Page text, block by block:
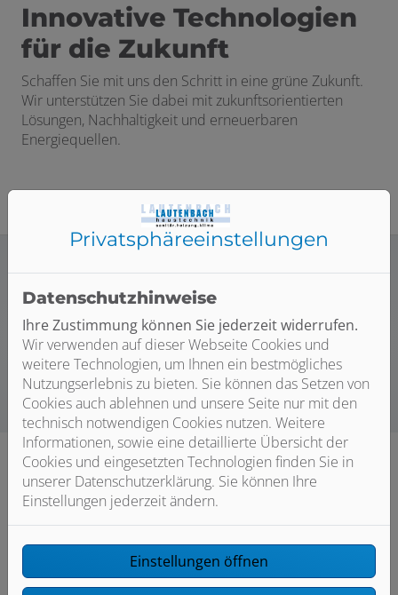
Innovative Technologien
für die Zukunft
Schaffen Sie mit uns den Schritt in eine grüne Zukunft.
Wir unterstützen Sie dabei mit zukunftsorientierten
Lösungen, Nachhaltigkeit und erneuerbaren
Energiequellen.
Unsere Leistungen im Bereich
Erneuerbare Energien
Cookie-Consent-Tool öffnen
Element notwendigen Cookies zu akzeptieren.
Privatsphäre­einstellungen
Datenschutzhinweise
Ihre Zustimmung können Sie jederzeit widerrufen.
Wir verwenden auf dieser Webseite Cookies und
weitere Technologien, um Ihnen ein bestmögliches
Nutzungserlebnis zu bieten. Sie können das Setzen von
Cookies auch ablehnen und unsere Seite nur mit den
technisch notwendigen Cookies nutzen. Weitere
Informationen, sowie eine detaillierte Übersicht der
Cookies und eingesetzten Technologien finden Sie in
unserer Datenschutzerklärung. Sie können Ihre
Einstellungen jederzeit ändern.
Einstellungen öffnen